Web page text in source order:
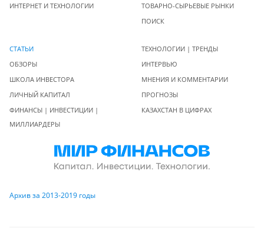
ИНТЕРНЕТ И ТЕХНОЛОГИИ
ТОВАРНО-СЫРЬЕВЫЕ РЫНКИ
ПОИСК
СТАТЬИ
ОБЗОРЫ
ШКОЛА ИНВЕСТОРА
ЛИЧНЫЙ КАПИТАЛ
ФИНАНСЫ | ИНВЕСТИЦИИ |
МИЛЛИАРДЕРЫ
ТЕХНОЛОГИИ | ТРЕНДЫ
ИНТЕРВЬЮ
МНЕНИЯ И КОММЕНТАРИИ
ПРОГНОЗЫ
КАЗАХСТАН В ЦИФРАХ
Архив за 2013-2019 годы